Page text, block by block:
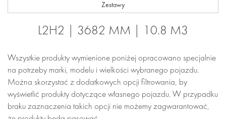
Zestawy
L2H2 | 3682 MM | 10.8 M3
Wszystkie produkty wymienione poniżej opracowano specjalnie
na potrzeby marki, modelu i wielkości wybranego pojazdu.
Można skorzystać z dodatkowych opcji filtrowania, by
wyświetlić produkty dotyczące własnego pojazdu. W przypadku
braku zaznaczenia takich opcji nie możemy zagwarantować,